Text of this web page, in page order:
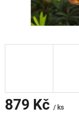
879 Kč / ks